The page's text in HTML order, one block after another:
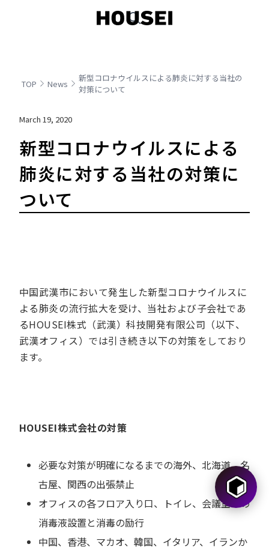
TOP News
新型コロナウイルスによる肺炎に対する当社の
対策について
March 19, 2020
新型コロナウイルスによる
肺炎に対する当社の対策に
ついて
中国武漢市において発生した新型コロナウイルスに
よる肺炎の流行拡大を受け、当社および子会社であ
るHOUSEI株式（武漢）科技開発有限公司（以下、
武漢オフィス）では引き続き以下の対策をしており
ます。
HOUSEI株式会社の対策
必要な対策が明確になるまでの海外、北海道、名
古屋、関西の出張禁止
オフィスの各フロア入り口、トイレ、会議室への
消毒液設置と消毒の励行
中国、香港、マカオ、韓国、イタリア、イランか